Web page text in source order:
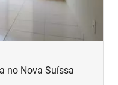
no Nova Suíssa